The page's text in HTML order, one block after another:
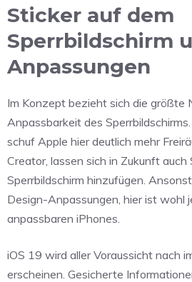
Sticker auf dem
Sperrbildschirm
Anpassungen
Im Konzept bezieht sich die größte
Anpassbarkeit des
schuf Apple hier deutlich mehr
Creator, lassen sich in Zukunft auch
Sperrbildschirm hinzufügen.
Design-Anpassungen, hier ist wohl
anpassbaren iPhones.
iOS 19 wird aller Voraussicht nach
erscheinen. Gesicherte